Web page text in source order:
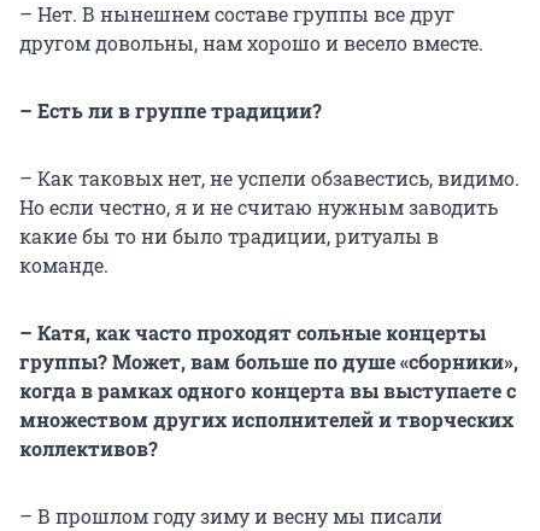
– Нет. В нынешнем составе группы все друг
другом довольны, нам хорошо и весело вместе.
– Есть ли в группе традиции?
– Как таковых нет, не успели обзавестись, видимо.
Но если честно, я и не считаю нужным заводить
какие бы то ни было традиции, ритуалы в
команде.
– Катя, как часто проходят сольные концерты
группы? Может, вам больше по душе «сборники»,
когда в рамках одного концерта вы выступаете с
множеством других исполнителей и творческих
коллективов?
– В прошлом году зиму и весну мы писали